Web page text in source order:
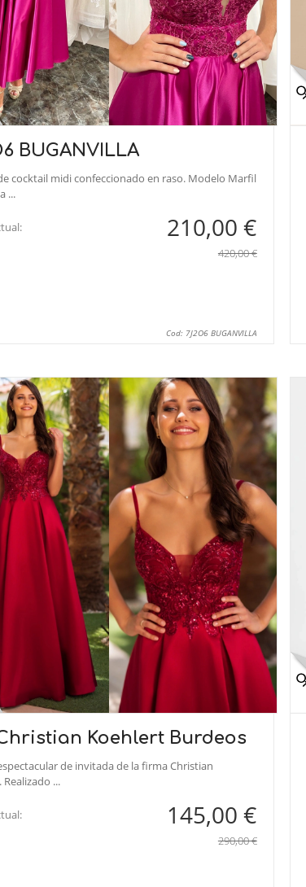
BUGANVILLA
cocktail midi confeccionado en raso. Modelo Marfil
...
210,00 €
420,00 €
Cod: 7J2O6 BUGANVILLA
Koehlert Burdeos
de invitada de la firma Christian
...
145,00 €
290,00 €